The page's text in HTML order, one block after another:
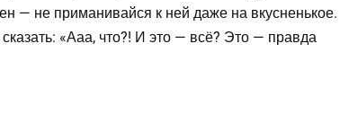
— не приманивайся к ней даже на вкусненькое.
«Ааа, что?! И это — всё? Это — правда